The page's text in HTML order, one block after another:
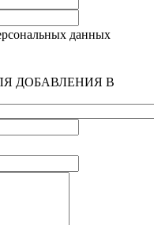
данных
ДОБАВЛЕНИЯ В